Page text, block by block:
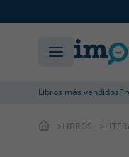
Libros más vendidos
LIBROS